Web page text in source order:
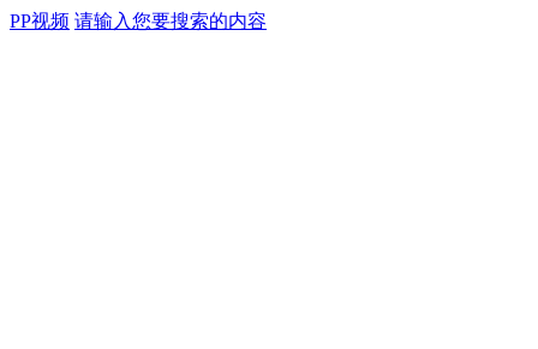
PP视频 请输入您要搜索的内容